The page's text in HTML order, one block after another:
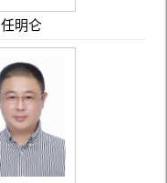
任明仑